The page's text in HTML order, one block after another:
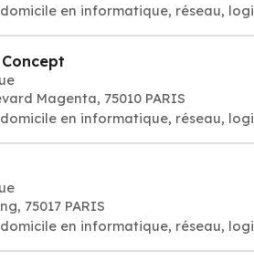
en informatique, réseau,
Magenta, 75010 PARIS
en informatique, réseau,
75017 PARIS
en informatique, réseau,